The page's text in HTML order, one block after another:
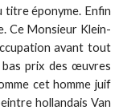
titre éponyme. Enfin
Ce Monsieur Klein-
avant tout
prix des œuvres
cet homme juif
hollandais Van